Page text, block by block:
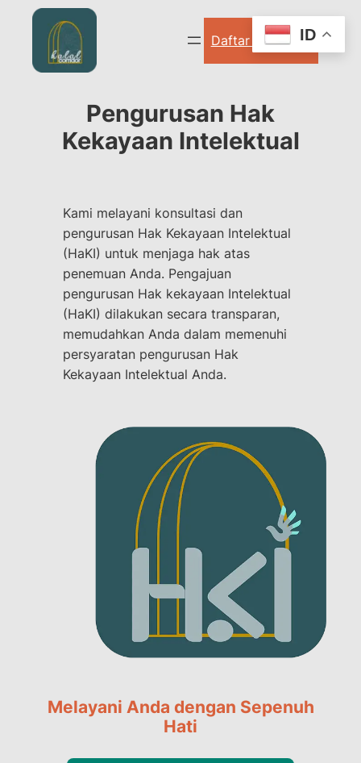
Lewati
Daftar Sekarang
Pengurusan Hak
Kekayaan Intelektual
Kami melayani konsultasi dan
pengurusan Hak Kekayaan Intelektual
(HaKI) untuk menjaga hak atas
penemuan Anda. Pengajuan
pengurusan Hak kekayaan Intelektual
(HaKI) dilakukan secara transparan,
memudahkan Anda dalam memenuhi
persyaratan pengurusan Hak
Kekayaan Intelektual Anda.
Melayani Anda dengan Sepenuh
Hati
ID